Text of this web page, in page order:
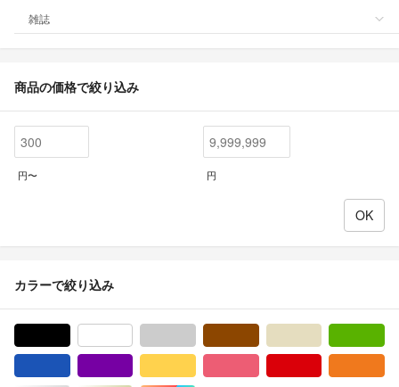
雑誌
商品の価格で絞り込み
円〜 円
カラーで絞り込み